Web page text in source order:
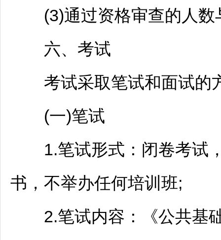
(3)通过资格审查的人数
六、考试
考试采取笔试和面试的
(一)笔试
1.笔试形式：闭卷考试，
书，不举办任何培训班;
2.笔试内容：《公共基